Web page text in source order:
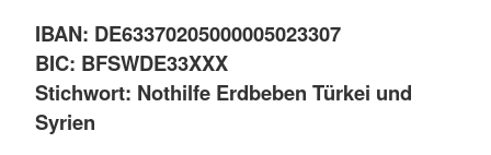
IBAN: DE63370205000005023307
BIC: BFSWDE33XXX
Stichwort: Nothilfe Erdbeben Türkei und
Syrien